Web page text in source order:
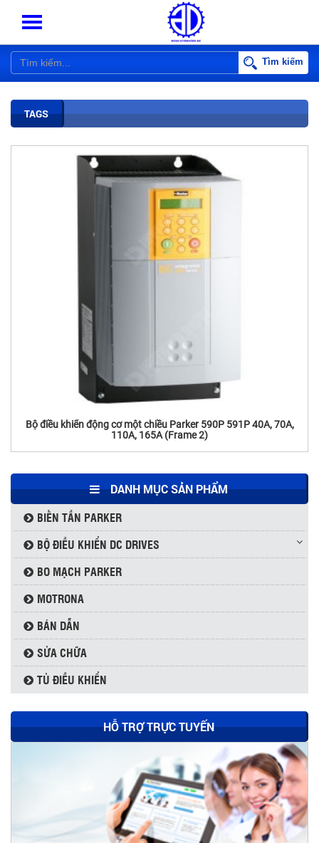
Tìm kiếm
TAGS
Bộ điều khiển động cơ một chiều Parker 590P 591P 40A, 70A,
110A, 165A (Frame 2)
DANH MỤC SẢN PHẨM
BIẾN TẦN PARKER
BỘ ĐIỀU KHIỂN DC DRIVES
BO MẠCH PARKER
MOTRONA
BÁN DẪN
SỬA CHỮA
TỦ ĐIỀU KHIỂN
HỖ TRỢ TRỰC TUYẾN
Thyristor Powerex USA LD431650